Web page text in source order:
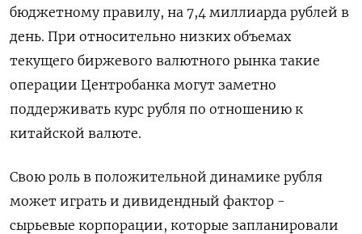
бюджетному правилу, на 7,4 миллиарда рублей в
день. При относительно низких объемах
текущего биржевого валютного рынка такие
операции Центробанка могут заметно
поддерживать курс рубля по отношению к
китайской валюте.
Свою роль в положительной динамике рубля
может играть и дивидендный фактор -
сырьевые корпорации, которые запланировали